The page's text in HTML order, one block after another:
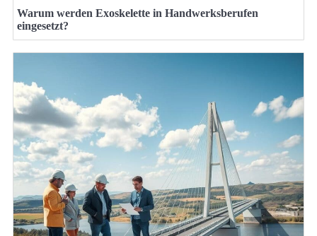
Warum werden Exoskelette in Handwerksberufen
eingesetzt?